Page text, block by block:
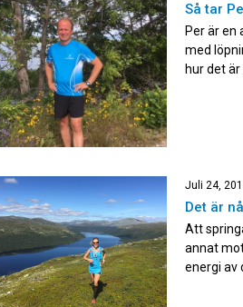
Så tar
Per är en
med
hur det
Juli 24,
Det är
Att
annat
energi av